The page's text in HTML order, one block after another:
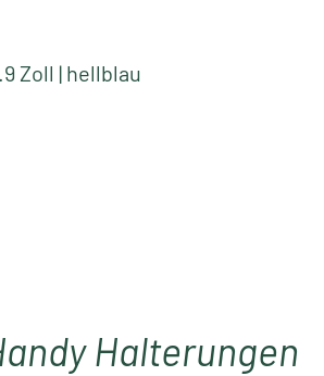
Zoll | hellblau
Halterungen